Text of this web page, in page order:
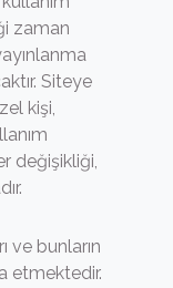
zaman
Siteye
kişi,
değişikliği,
ve bunların
etmektedir.